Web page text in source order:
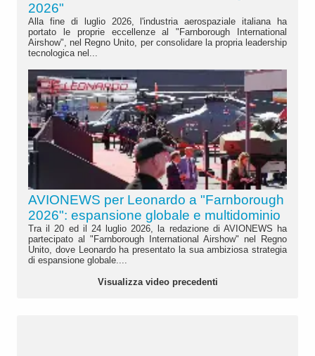
2026"
Alla fine di luglio 2026, l'industria aerospaziale italiana ha
portato le proprie eccellenze al "Farnborough International
Airshow", nel Regno Unito, per consolidare la propria leadership
tecnologica nel...
AVIONEWS per Leonardo a "Farnborough
2026": espansione globale e multidominio
Tra il 20 ed il 24 luglio 2026, la redazione di AVIONEWS ha
partecipato al "Farnborough International Airshow" nel Regno
Unito, dove Leonardo ha presentato la sua ambiziosa strategia
di espansione globale....
Visualizza video precedenti